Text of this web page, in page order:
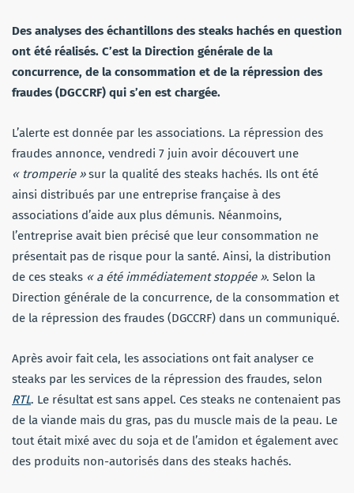
Des analyses des échantillons des steaks hachés en question
ont été réalisés. C’est la Direction générale de la
concurrence, de la consommation et de la répression des
fraudes (DGCCRF) qui s’en est chargée.
L’alerte est donnée par les associations. La répression des
fraudes annonce, vendredi 7 juin avoir découvert une
« tromperie »sur la qualité des steaks hachés. Ils ont été
ainsi distribués par une entreprise française à des
associations d’aide aux plus démunis. Néanmoins,
l’entreprise avait bien précisé que leur consommation ne
présentait pas de risque pour la santé. Ainsi, la distribution
de ces steaks « a été immédiatement stoppée ». Selon la
Direction générale de la concurrence, de la consommation et
de la répression des fraudes (DGCCRF) dans un communiqué.
Après avoir fait cela, les associations ont fait analyser ce
steaks par les services de la répression des fraudes, selon
RTL. Le résultat est sans appel. Ces steaks ne contenaient pas
de la viande mais du gras, pas du muscle mais de la peau. Le
tout était mixé avec du soja et de l’amidon et également avec
des produits non-autorisés dans des steaks hachés.